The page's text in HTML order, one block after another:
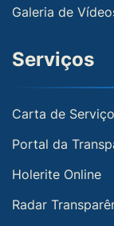
Galeria de
Serviços
Carta de
Portal da
Holerite Online
Radar